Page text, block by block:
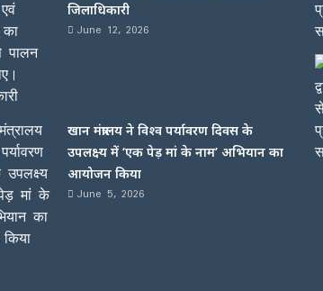
जिलाधिकारी
June 12, 2026
खान मंत्रालय ने विश्व पर्यावरण दिवस के
उपलक्ष्य में ‘एक पेड़ मां के नाम’ अभियान का
आयोजन किया
June 5, 2026